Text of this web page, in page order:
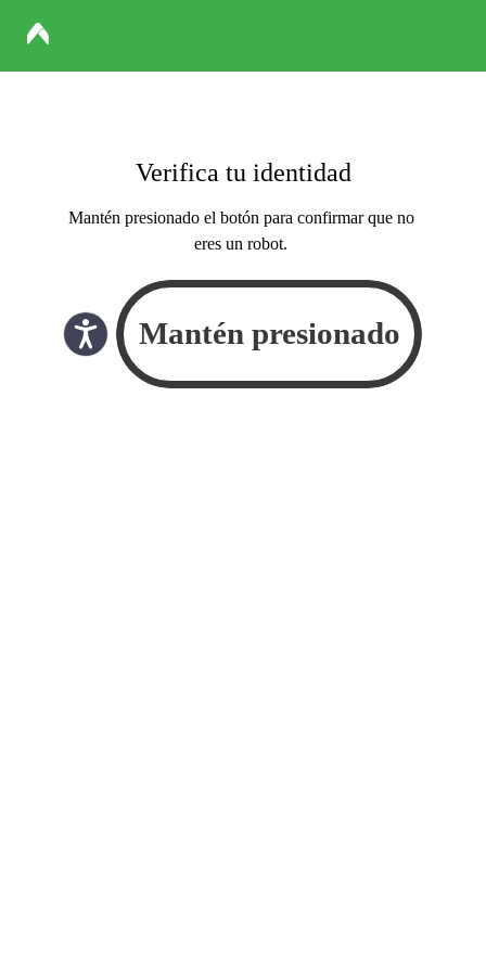
Verifica tu identidad
Mantén presionado el botón para confirmar que no
eres un robot.